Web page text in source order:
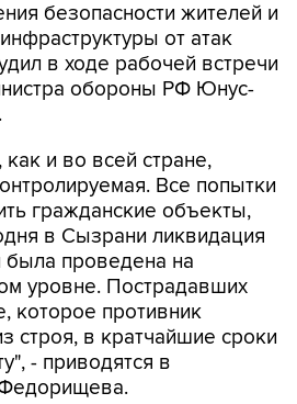
безопасности жителей и
от атак
в ходе рабочей встречи
обороны РФ Юнус-
и во всей стране,
Все попытки
гражданские объекты,
в Сызрани ликвидация
была проведена на
уровне. Пострадавших
которое противник
строя, в кратчайшие сроки
- приводятся в